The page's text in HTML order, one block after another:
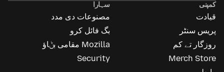
کمپنی
قیادت
پریس سنٹر
روزگار تے کم
Merch Store
سہارا
مصنوعات دی مدد
بگ فائل کرو
Mozilla مقامی بݨاؤ
Security